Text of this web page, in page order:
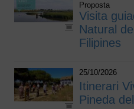
Proposta
Visita
Natural
Filipines
25/10/2026
Itinerari
Pineda